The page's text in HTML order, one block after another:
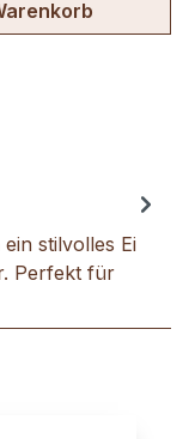
stilvolles Ei
Perfekt für